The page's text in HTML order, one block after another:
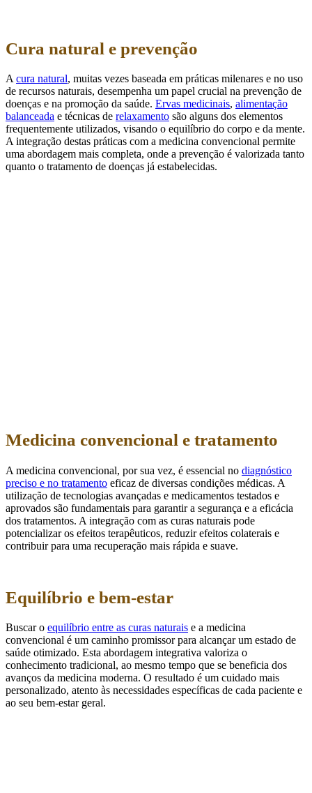
Cura natural e prevenção
A cura natural, muitas vezes baseada em práticas milenares e no uso
de recursos naturais, desempenha um papel crucial na prevenção de
doenças e na promoção da saúde. Ervas medicinais, alimentação
balanceada e técnicas de relaxamento são alguns dos elementos
frequentemente utilizados, visando o equilíbrio do corpo e da mente.
A integração destas práticas com a medicina convencional permite
uma abordagem mais completa, onde a prevenção é valorizada tanto
quanto o tratamento de doenças já estabelecidas.
Medicina convencional e tratamento
A medicina convencional, por sua vez, é essencial no diagnóstico
preciso e no tratamento eficaz de diversas condições médicas. A
utilização de tecnologias avançadas e medicamentos testados e
aprovados são fundamentais para garantir a segurança e a eficácia
dos tratamentos. A integração com as curas naturais pode
potencializar os efeitos terapêuticos, reduzir efeitos colaterais e
contribuir para uma recuperação mais rápida e suave.
Equilíbrio e bem-estar
Buscar o equilíbrio entre as curas naturais e a medicina
convencional é um caminho promissor para alcançar um estado de
saúde otimizado. Esta abordagem integrativa valoriza o
conhecimento tradicional, ao mesmo tempo que se beneficia dos
avanços da medicina moderna. O resultado é um cuidado mais
personalizado, atento às necessidades específicas de cada paciente e
ao seu bem-estar geral.